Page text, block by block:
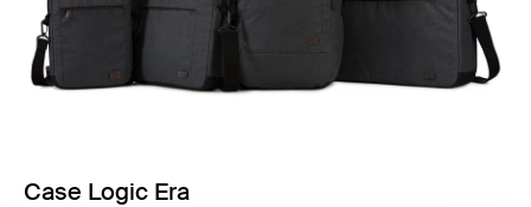
Case Logic Era